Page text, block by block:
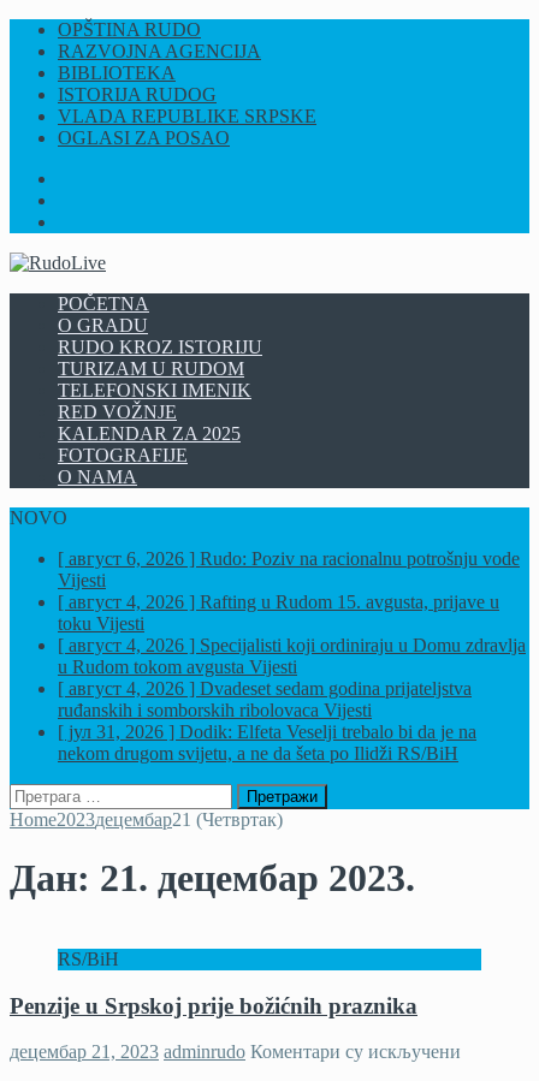
OPŠTINA RUDO
RAZVOJNA AGENCIJA
BIBLIOTEKA
ISTORIJA RUDOG
VLADA REPUBLIKE SRPSKE
OGLASI ZA POSAO
POČETNA
O GRADU
RUDO KROZ ISTORIJU
TURIZAM U RUDOM
TELEFONSKI IMENIK
RED VOŽNJE
KALENDAR ZA 2025
FOTOGRAFIJE
O NAMA
NOVO
[ август 6, 2026 ] Rudo: Poziv na racionalnu potrošnju vode
Vijesti
[ август 4, 2026 ] Rafting u Rudom 15. avgusta, prijave u
toku Vijesti
[ август 4, 2026 ] Specijalisti koji ordiniraju u Domu zdravlja
u Rudom tokom avgusta Vijesti
[ август 4, 2026 ] Dvadeset sedam godina prijateljstva
ruđanskih i somborskih ribolovaca Vijesti
[ јул 31, 2026 ] Dodik: Elfeta Veselji trebalo bi da je na
nekom drugom svijetu, a ne da šeta po Ilidži RS/BiH
Претрага
за:
Home2023децембар21 (Четвртак)
Дан: 21. децембар 2023.
RS/BiH
Penzije u Srpskoj prije božićnih praznika
децембар 21, 2023 adminrudo Коментари су искључени